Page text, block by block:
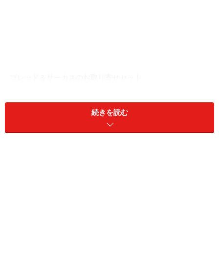
ブレッド＆サーカスで特別につくっていただいたセット
は、全粒粉カンパーニュ、ブール、食パン、スパイシー
続きを読む